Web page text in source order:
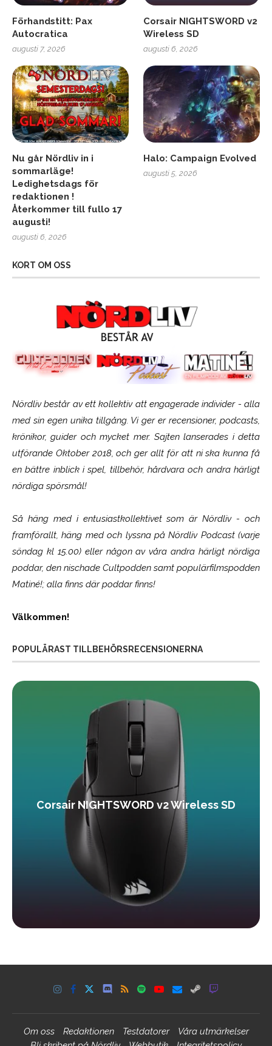
Förhandstitt: Pax
Autocratica
augusti 7, 2026
Corsair NIGHTSWORD v2
Wireless SD
augusti 6, 2026
Nu går Nördliv in i
sommarläge!
Ledighetsdags för
redaktionen !
Återkommer till fullo 17
augusti!
augusti 6, 2026
Halo: Campaign Evolved
augusti 5, 2026
KORT OM OSS
Nördliv består av ett kollektiv att engagerade individer - alla
med sin egen unika tillgång. Vi ger er recensioner, podcasts,
krönikor, guider och mycket mer. Sajten lanserades i detta
utförande Oktober 2018, och ger allt för att ni ska kunna få
en bättre inblick i spel, tillbehör, hårdvara och andra härligt
nördiga spörsmål!
Så häng med i entusiastkollektivet som ärNördliv- och
framförallt, häng med och lyssna på Nördliv Podcast (varje
söndag kl 15.00) eller någon av våra andra härligt nördiga
poddar, den nischade Cultpodden samt populärfilmspodden
Matiné!; alla finns där poddar finns!
Välkommen!
POPULÄRAST TILLBEHÖRSRECENSIONERNA
Corsair NIGHTSWORD v2 Wireless SD
Om oss Redaktionen Testdatorer
Våra utmärkelser